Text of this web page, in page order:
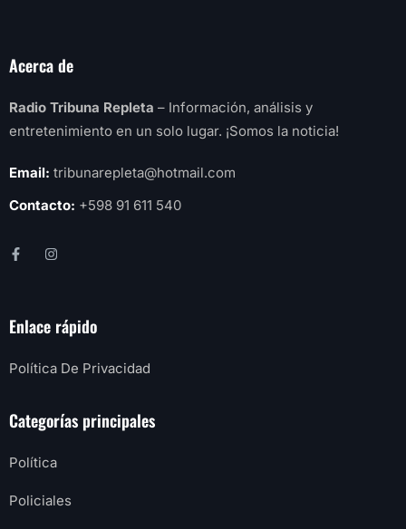
Acerca de
Radio Tribuna Repleta – Información, análisis y
entretenimiento en un solo lugar. ¡Somos la noticia!
Email: tribunarepleta@hotmail.com
Contacto: +598 91 611 540
Enlace rápido
Política De Privacidad
Categorías principales
Política
Policiales